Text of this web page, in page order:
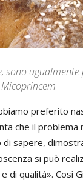
sono ugualmente
preferito
che il problema
di sapere,
si può
di qualità». Così